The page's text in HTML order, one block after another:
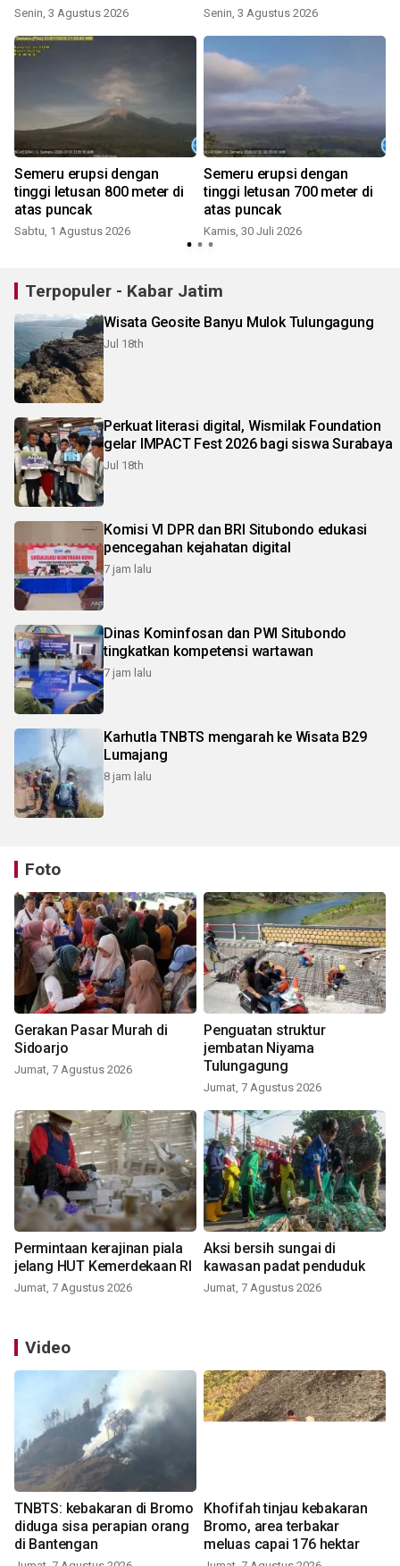
kebencanaan
Senin, 3 Agustus 2026 Senin, 3 Agustus 2026
Semeru erupsi dengan
tinggi letusan 800 meter di
atas puncak
Sabtu, 1 Agustus 2026
Semeru erupsi dengan
tinggi letusan 700 meter di
atas puncak
Kamis, 30 Juli 2026
Terpopuler - Kabar Jatim
Wisata Geosite Banyu Mulok Tulungagung
Jul 18th
Perkuat literasi digital, Wismilak Foundation
gelar IMPACT Fest 2026 bagi siswa Surabaya
Jul 18th
Komisi VI DPR dan BRI Situbondo edukasi
pencegahan kejahatan digital
7 jam lalu
Dinas Kominfosan dan PWI Situbondo
tingkatkan kompetensi wartawan
7 jam lalu
Karhutla TNBTS mengarah ke Wisata B29
Lumajang
8 jam lalu
Foto
Gerakan Pasar Murah di
Sidoarjo
Jumat, 7 Agustus 2026
Penguatan struktur
jembatan Niyama
Tulungagung
Jumat, 7 Agustus 2026
Permintaan kerajinan piala
jelang HUT Kemerdekaan RI
Jumat, 7 Agustus 2026
Aksi bersih sungai di
kawasan padat penduduk
Jumat, 7 Agustus 2026
Video
TNBTS: kebakaran di Bromo
diduga sisa perapian orang
di Bantengan
Khofifah tinjau kebakaran
Bromo, area terbakar
meluas capai 176 hektar